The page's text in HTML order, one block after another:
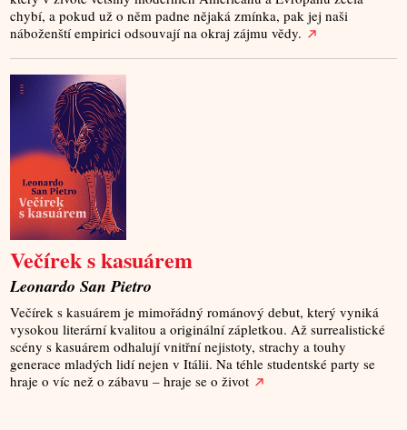
chybí, a pokud už o něm padne nějaká zmínka, pak jej naši
náboženští empirici odsouvají na okraj zájmu vědy.
Večírek s kasuárem
Leonardo San Pietro
Večírek s kasuárem je mimořádný románový debut, který vyniká
vysokou literární kvalitou a originální zápletkou. Až surrealistické
scény s kasuárem odhalují vnitřní nejistoty, strachy a touhy
generace mladých lidí nejen v Itálii. Na téhle studentské party se
hraje o víc než o zábavu – hraje se o život